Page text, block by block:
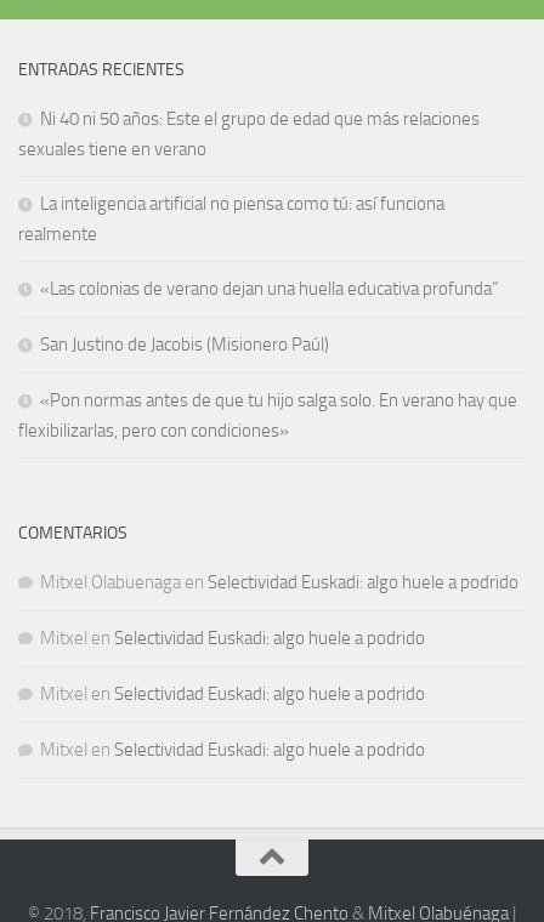
ENTRADAS RECIENTES
Ni 40 ni 50 años: Este el grupo de edad que más relaciones
sexuales tiene en verano
La inteligencia artificial no piensa como tú: así funciona
realmente
«Las colonias de verano dejan una huella educativa profunda”
San Justino de Jacobis (Misionero Paúl)
«Pon normas antes de que tu hijo salga solo. En verano hay que
flexibilizarlas, pero con condiciones»
COMENTARIOS
Mitxel Olabuenaga en Selectividad Euskadi: algo huele a podrido
Mitxel en Selectividad Euskadi: algo huele a podrido
Mitxel en Selectividad Euskadi: algo huele a podrido
Mitxel en Selectividad Euskadi: algo huele a podrido
© 2018, Francisco Javier Fernández Chento & Mitxel Olabuénaga|